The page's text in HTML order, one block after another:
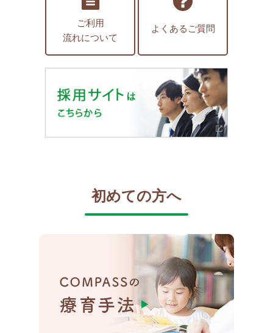
ご利用
流れについて
よくあるご質問
初めての方へ